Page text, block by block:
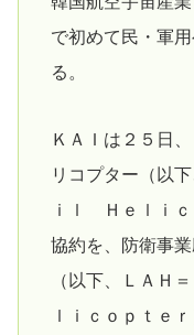
で初めて民・軍
る。
ＫＡＩは２５日
リコプター（以
ｉｌ Ｈｅｌｉ
協約を、防衛事
（以下、ＬＡＨ
ｌｉｃｏｐｔｅ